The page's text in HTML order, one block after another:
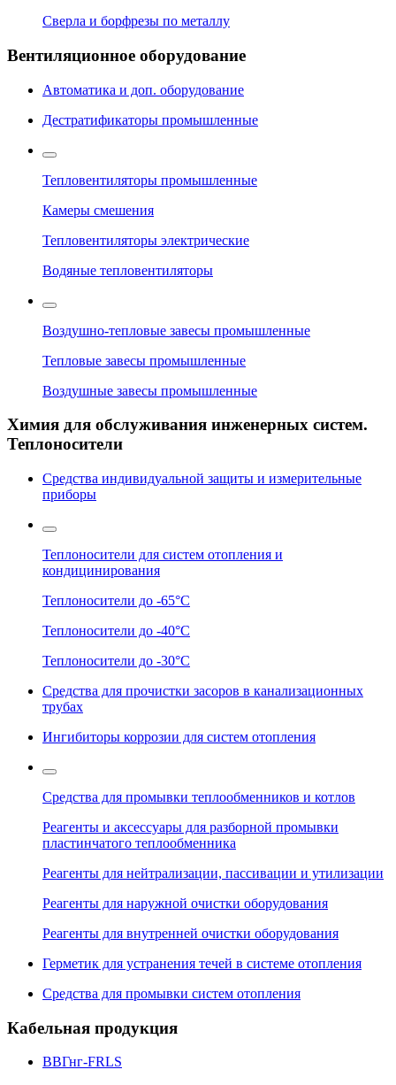
Сверла и борфрезы по металлу
Вентиляционное оборудование
Автоматика и доп. оборудование
Дестратификаторы промышленные
Тепловентиляторы промышленные
Камеры смешения
Тепловентиляторы электрические
Водяные тепловентиляторы
Воздушно-тепловые завесы промышленные
Тепловые завесы промышленные
Воздушные завесы промышленные
Химия для обслуживания инженерных систем.
Теплоносители
Средства индивидуальной защиты и измерительные
приборы
Теплоносители для систем отопления и
кондицинирования
Теплоносители до -65°C
Теплоносители до -40°C
Теплоносители до -30°C
Средства для прочистки засоров в канализационных
трубах
Ингибиторы коррозии для систем отопления
Средства для промывки теплообменников и котлов
Реагенты и аксессуары для разборной промывки
пластинчатого теплообменника
Реагенты для нейтрализации, пассивации и утилизации
Реагенты для наружной очистки оборудования
Реагенты для внутренней очистки оборудования
Герметик для устранения течей в системе отопления
Средства для промывки систем отопления
Кабельная продукция
ВВГнг-FRLS